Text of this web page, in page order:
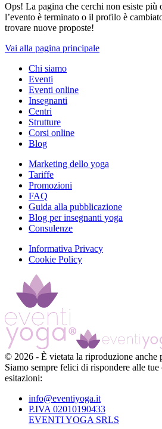
Ops! La pagina che cerchi non esiste più
l’evento è terminato o il profilo è
trovare nuove proposte!
Vai alla pagina principale
Chi siamo
Eventi
Eventi online
Insegnanti
Centri
Strutture
Corsi online
Blog
Marketing dello yoga
Tariffe
Promozioni
FAQ
Guida alla pubblicazione
Blog per insegnanti yoga
Consulenze
Informativa Privacy
Cookie Policy
© 2026 - È vietata la riproduzione anche
Siamo sempre felici di rispondere alle
esitazioni:
info@eventiyoga.it
P.IVA 02010190433
EVENTI YOGA SRLS